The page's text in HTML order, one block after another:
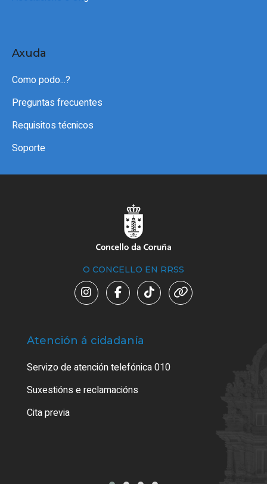
Axuda
Como podo...?
Preguntas frecuentes
Requisitos técnicos
Soporte
O CONCELLO EN RRSS
Atención á cidadanía
Servizo de atención telefónica 010
Suxestións e reclamacións
Cita previa